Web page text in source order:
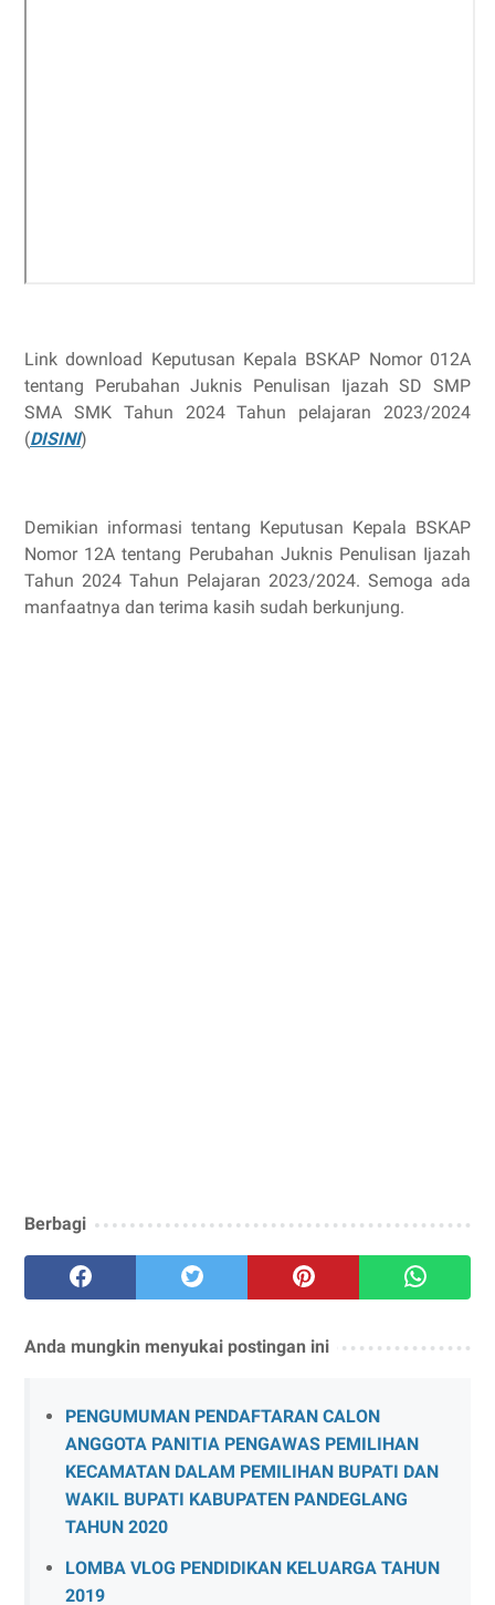
Link download Keputusan Kepala BSKAP Nomor 012A
tentang Perubahan Juknis Penulisan Ijazah SD SMP
SMA SMK Tahun 2024 Tahun pelajaran 2023/2024
(DISINI)
Demikian informasi tentang Keputusan Kepala BSKAP
Nomor 12A tentang Perubahan Juknis Penulisan Ijazah
Tahun 2024 Tahun Pelajaran 2023/2024. Semoga ada
manfaatnya dan terima kasih sudah berkunjung.
Berbagi
Anda mungkin menyukai postingan ini
PENGUMUMAN PENDAFTARAN CALON
ANGGOTA PANITIA PENGAWAS PEMILIHAN
KECAMATAN DALAM PEMILIHAN BUPATI DAN
WAKIL BUPATI KABUPATEN PANDEGLANG
TAHUN 2020
LOMBA VLOG PENDIDIKAN KELUARGA TAHUN
2019